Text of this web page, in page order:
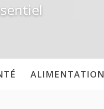
ALIMENTATION